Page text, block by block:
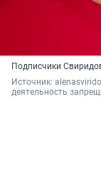
Подписчики
Источник:
деятельность